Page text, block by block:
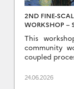
2ND FINE-
WORKSHOP –
This
community
coupled
24.06.2026